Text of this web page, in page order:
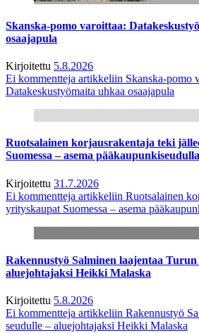
Skanska-pomo varoittaa:
osaajapula
Kirjoitettu 5.8.2026
Ei kommentteja artikkeliin Skanska-pomo
Datakeskustyömaita uhkaa osaajapula
Ruotsalainen korjausrakentaja teki
Suomessa – asema
Kirjoitettu 31.7.2026
Ei kommentteja artikkeliin Ruotsalainen
yrityskaupat Suomessa – asema
Rakennustyö Salminen laajentaa Turun
aluejohtajaksi Heikki Malaska
Kirjoitettu 5.8.2026
Ei kommentteja artikkeliin Rakennustyö
seudulle – aluejohtajaksi Heikki Malaska